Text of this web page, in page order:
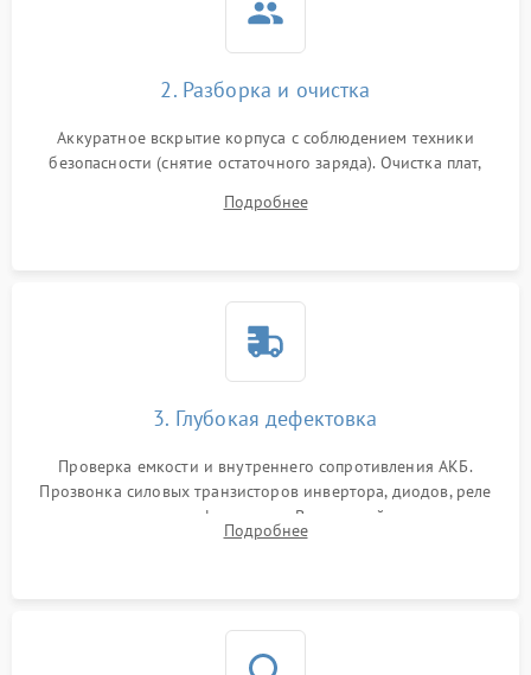
2. Разборка и очистка
Аккуратное вскрытие корпуса с соблюдением техники
безопасности (снятие остаточного заряда). Очистка плат,
и кистей для предотвращения перегрева и замыканий.
Подробнее
3. Глубокая дефектовка
Проверка емкости и внутреннего сопротивления АКБ.
Прозвонка силовых транзисторов инвертора, диодов, реле
переключения и трансформатора. Визуальный поиск вздутых
конденсаторов и прогаров на печатной плате.
Подробнее